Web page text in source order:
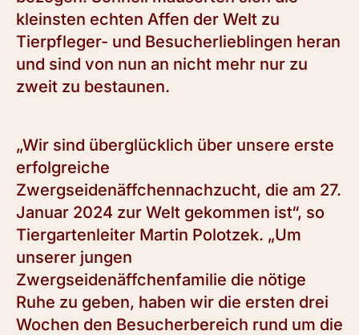
kleinsten echten Affen der Welt zu
Tierpfleger- und Besucherlieblingen heran
und sind von nun an nicht mehr nur zu
zweit zu bestaunen.
„Wir sind überglücklich über unsere erste
erfolgreiche
Zwergseidenäffchennachzucht, die am 27.
Januar 2024 zur Welt gekommen ist“, so
Tiergartenleiter Martin Polotzek. „Um
unserer jungen
Zwergseidenäffchenfamilie die nötige
Ruhe zu geben, haben wir die ersten drei
Wochen den Besucherbereich rund um die